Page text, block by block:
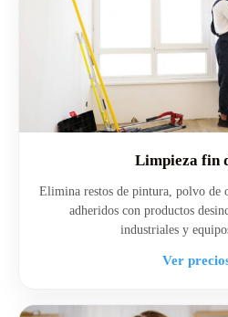
Limpieza fin
Elimina restos de pintura, polvo de
adheridos con productos
industriales y
Ver